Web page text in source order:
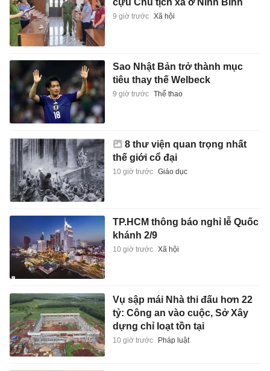
cựu Chủ tịch xã ở Ninh Bình
9 giờ trước Xã hội
Sao Nhật Bản trở thành mục
tiêu thay thế Welbeck
9 giờ trước Thể thao
8 thư viện quan trọng nhất
thế giới cổ đại
10 giờ trước Giáo dục
TP.HCM thông báo nghỉ lễ Quốc
khánh 2/9
10 giờ trước Xã hội
Vụ sập mái Nhà thi đấu hơn 22
tỷ: Công an vào cuộc, Sở Xây
dựng chỉ loạt tồn tại
10 giờ trước Pháp luật